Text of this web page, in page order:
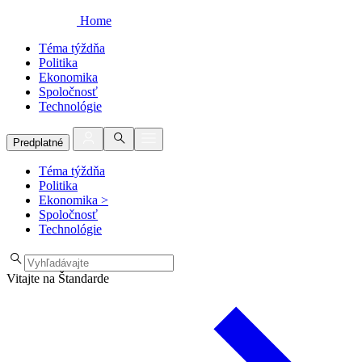
Home
Téma týždňa
Politika
Ekonomika
Spoločnosť
Technológie
Predplatné
Téma týždňa
Politika
Ekonomika >
Spoločnosť
Technológie
Vitajte na Štandarde